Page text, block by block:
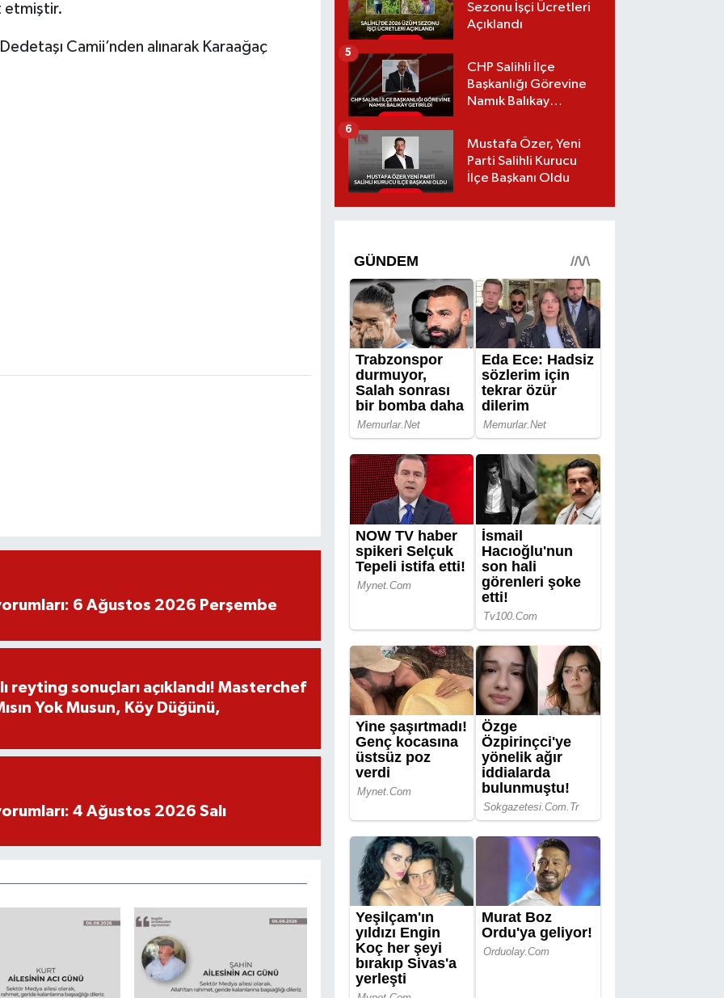
etmiştir.
Camii’nden alınarak Karaağaç
6 Ağustos 2026 Perşembe
reyting sonuçları açıklandı! Masterchef
Yok Musun, Köy Düğünü,
4 Ağustos 2026 Salı
Sezonu İşçi Ücretleri
Açıklandı
CHP Salihli İlçe
Başkanlığı Görevine
Namık Balıkay
5
Mustafa Özer, Yeni
Parti Salihli Kurucu
İlçe Başkanı Oldu
6